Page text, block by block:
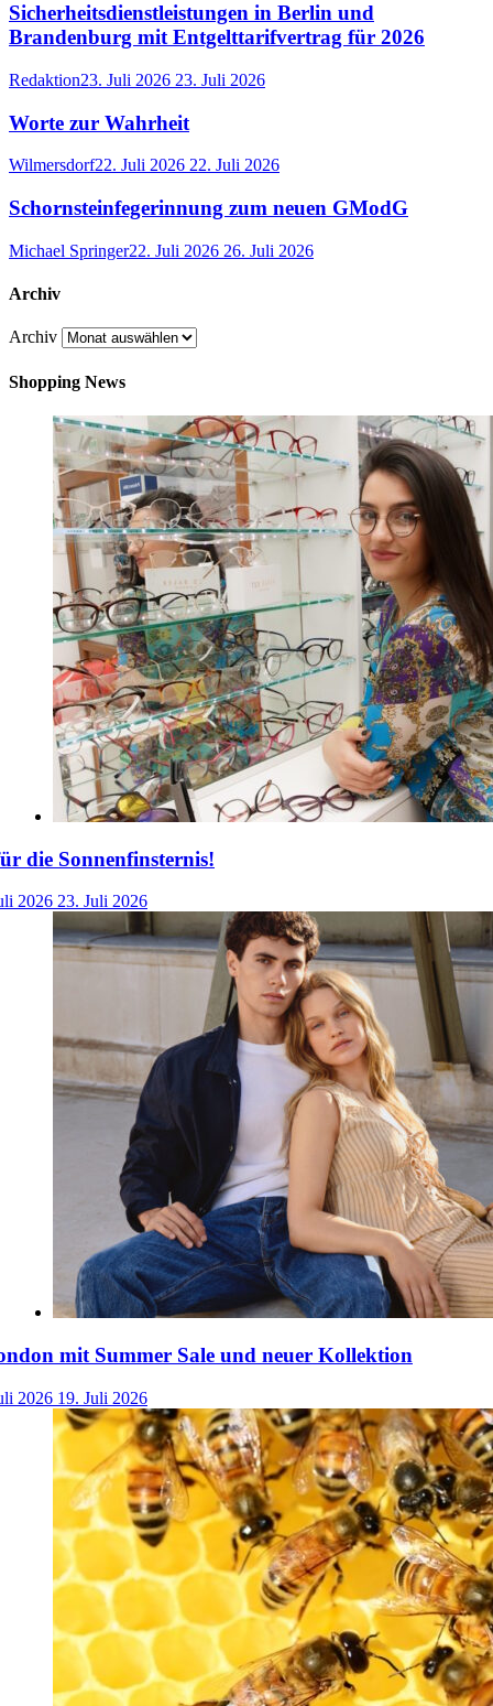
Sicherheitsdienstleistungen in Berlin und
Brandenburg mit Entgelttarifvertrag für 2026
Redaktion23. Juli 2026 23. Juli 2026
Worte zur Wahrheit
Wilmersdorf22. Juli 2026 22. Juli 2026
Schornsteinfegerinnung zum neuen GModG
Michael Springer22. Juli 2026 26. Juli 2026
Archiv
Archiv
Shopping News
die Sonnenfinsternis!
2026 23. Juli 2026
mit Summer Sale und neuer Kollektion
2026 19. Juli 2026